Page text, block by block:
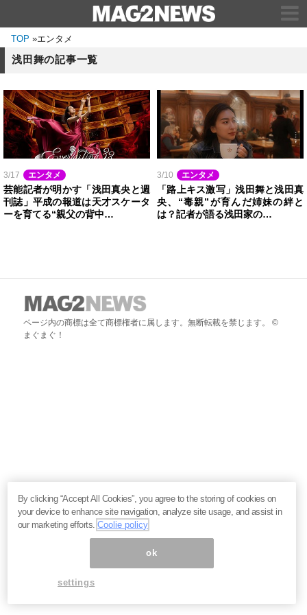
TOP »エンタメ
浅田舞の記事一覧
3/17 エンタメ
芸能記者が明かす「浅田真央と週
刊誌」平成の報道は天才スケータ
ーを育てる“親父の背中…
3/10 エンタメ
「路上キス激写」浅田舞と浅田真
央、“毒親”が育んだ姉妹の絆と
は？記者が語る浅田家の…
ページ内の商標は全て商標権者に属します。無断転載を禁じます。 ©
まぐまぐ！
By clicking “Accept All Cookies”, you agree to the storing of cookies on
your device to enhance site navigation, analyze site usage, and assist in
our marketing efforts.Coolie policy
ok
settings